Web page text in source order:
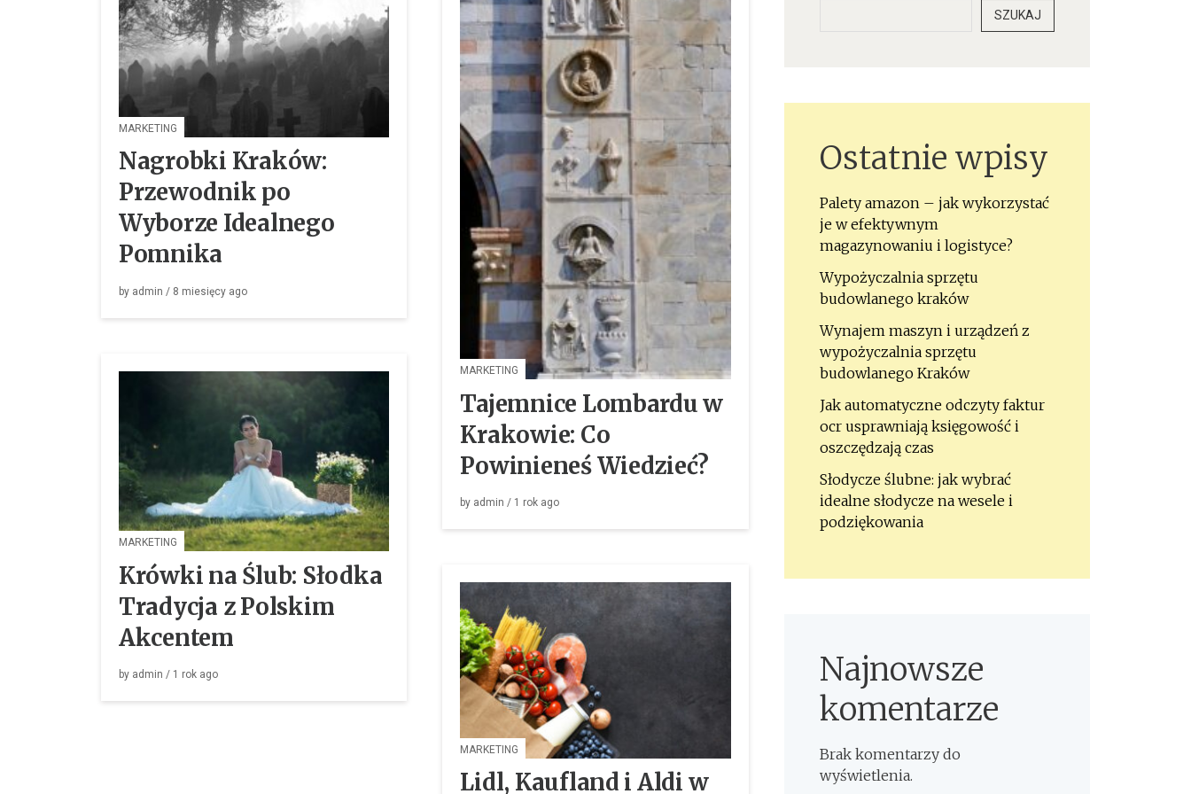
MARKETING
Nagrobki Kraków:
Przewodnik po
Wyborze Idealnego
Pomnika
by admin / 8 miesięcy ago
MARKETING
Tajemnice Lombardu w
Krakowie: Co
Powinieneś Wiedzieć?
by admin / 1 rok ago
MARKETING
Krówki na Ślub: Słodka
Tradycja z Polskim
Akcentem
by admin / 1 rok ago
MARKETING
Lidl, Kaufland i Aldi w
SZUKAJ
Ostatnie wpisy
Palety amazon – jak wykorzystać
je w efektywnym
magazynowaniu i logistyce?
Wypożyczalnia sprzętu
budowlanego kraków
Wynajem maszyn i urządzeń z
wypożyczalnia sprzętu
budowlanego Kraków
Jak automatyczne odczyty faktur
ocr usprawniają księgowość i
oszczędzają czas
Słodycze ślubne: jak wybrać
idealne słodycze na wesele i
podziękowania
Najnowsze
komentarze
Brak komentarzy do
wyświetlenia.